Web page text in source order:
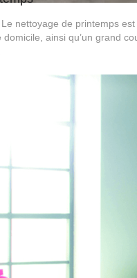
nettoyage de printemps
ainsi qu’un grand